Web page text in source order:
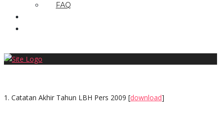
FAQ
1. Catatan Akhir Tahun LBH Pers 2009 [download]